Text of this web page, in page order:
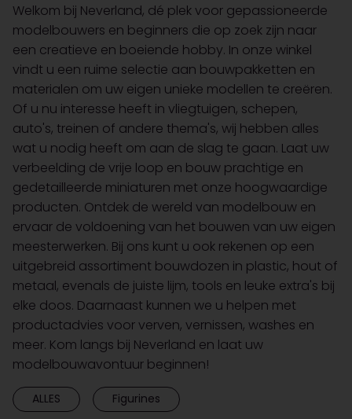
Welkom bij Neverland, dé plek voor gepassioneerde
modelbouwers en beginners die op zoek zijn naar
een creatieve en boeiende hobby. In onze winkel
vindt u een ruime selectie aan bouwpakketten en
materialen om uw eigen unieke modellen te creëren.
Of u nu interesse heeft in vliegtuigen, schepen,
auto's, treinen of andere thema's, wij hebben alles
wat u nodig heeft om aan de slag te gaan. Laat uw
verbeelding de vrije loop en bouw prachtige en
gedetailleerde miniaturen met onze hoogwaardige
producten. Ontdek de wereld van modelbouw en
ervaar de voldoening van het bouwen van uw eigen
meesterwerken. Bij ons kunt u ook rekenen op een
uitgebreid assortiment bouwdozen in plastic, hout of
metaal, evenals de juiste lijm, tools en leuke extra's bij
elke doos. Daarnaast kunnen we u helpen met
productadvies voor verven, vernissen, washes en
meer. Kom langs bij Neverland en laat uw
modelbouwavontuur beginnen!
ALLES Figurines